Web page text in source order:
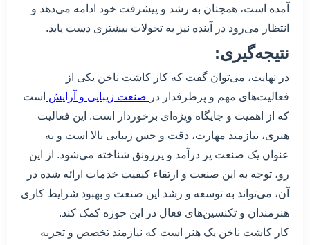
آمده است، همچنان به رشد و پیشرفت خود ادامه می‌دهد و
انتظار می‌رود در آینده نیز به تحولات بیشتری دست یابد.
نتیجه‌گیری:
در نهایت، می‌توان گفت که کار کاشت ناخن یکی از
فعالیت‌های مهم و پرطرفدار در صنعت زیبایی و آرایش است
که از اهمیت و جایگاه ویژه‌ای برخوردار است. این فعالیت
هنری، نیازمند مهارت، دقت و حس زیبایی بالا است و به
عنوان یک صنعت پر درآمد و پررونق شناخته می‌شود. از این
رو، توجه به این صنعت و ارتقاء کیفیت خدمات ارائه شده در
آن، می‌تواند به توسعه و رشد این صنعت و بهبود شرایط کاری
هنرمندان و تکنسین‌های فعال در این حوزه کمک کند.
کار کاشت ناخن یک هنر است که نیازمند تخصص و تجربه